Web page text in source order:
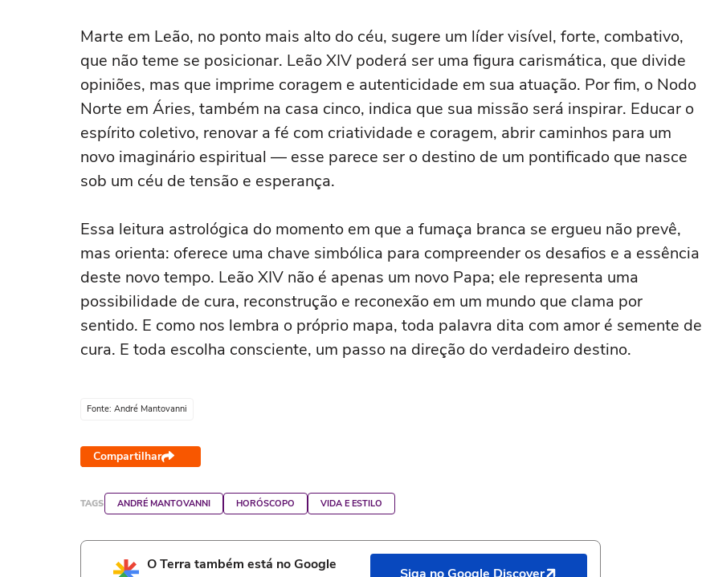
Marte em Leão, no ponto mais alto do céu, sugere um líder visível, forte, combativo,
que não teme se posicionar. Leão XIV poderá ser uma figura carismática, que divide
opiniões, mas que imprime coragem e autenticidade em sua atuação. Por fim, o Nodo
Norte em Áries, também na casa cinco, indica que sua missão será inspirar. Educar o
espírito coletivo, renovar a fé com criatividade e coragem, abrir caminhos para um
novo imaginário espiritual — esse parece ser o destino de um pontificado que nasce
sob um céu de tensão e esperança.
Essa leitura astrológica do momento em que a fumaça branca se ergueu não prevê,
mas orienta: oferece uma chave simbólica para compreender os desafios e a essência
deste novo tempo. Leão XIV não é apenas um novo Papa; ele representa uma
possibilidade de cura, reconstrução e reconexão em um mundo que clama por
sentido. E como nos lembra o próprio mapa, toda palavra dita com amor é semente de
cura. E toda escolha consciente, um passo na direção do verdadeiro destino.
Fonte: André Mantovanni
Compartilhar
TAGS ANDRÉ MANTOVANNI HORÓSCOPO VIDA E ESTILO
O Terra também está no Google